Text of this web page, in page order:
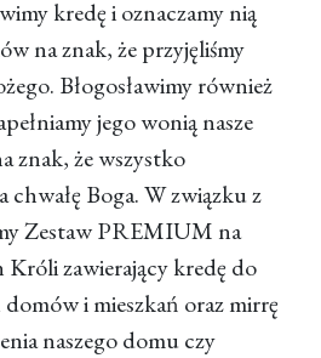
kredę i oznaczamy nią
na znak, że przyjęliśmy
Błogosławimy również
jego wonią nasze
znak, że wszystko
chwałę Boga. W związku z
Zestaw PREMIUM na
zawierający kredę do
domów i mieszkań oraz mirrę
naszego domu czy